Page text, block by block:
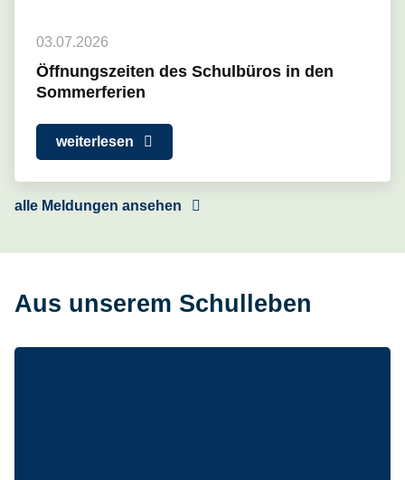
03.07.2026
Öffnungszeiten des Schulbüros in den
Sommerferien
weiterlesen
alle Meldungen ansehen
Aus unserem Schulleben